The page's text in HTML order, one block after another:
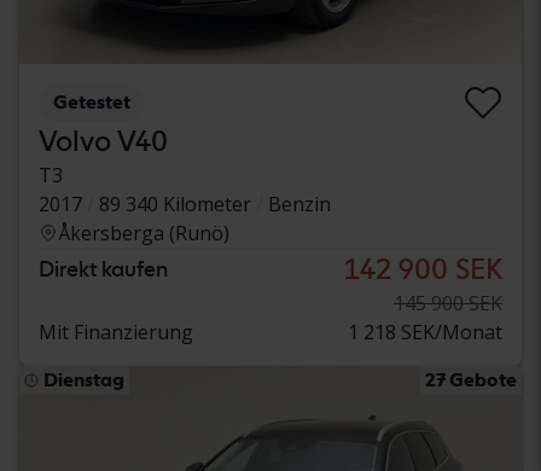
Getestet
Volvo V40
T3
2017
89 340 Kilometer
Benzin
Åkersberga (Runö)
Direkt kaufen 142 900 SEK
145 900 SEK
Mit Finanzierung
1 218 SEK/Monat
Dienstag 27 Gebote